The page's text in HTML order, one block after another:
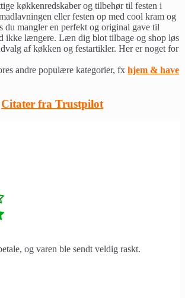
køkkenredskaber og tilbehør til festen i
eller festen op med cool kram og
du mangler en perfekt og original gave til
ikke længere. Læn dig blot tilbage og shop løs
af køkken og festartikler. Her er noget for
andre populære kategorier, fx hjem & have
Citater fra Trustpilot
og varen ble sendt veldig raskt.